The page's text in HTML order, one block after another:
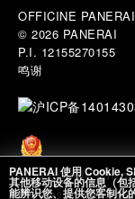
Submersible
47毫米, 钛金属
PAM01699
OFFICINE
© 2026 PANERAI
P.I. 12155270155
鸣谢
PANERAI 使用 Cookie,
其他移动设备的信息（包
能辨识您、提供您客制化